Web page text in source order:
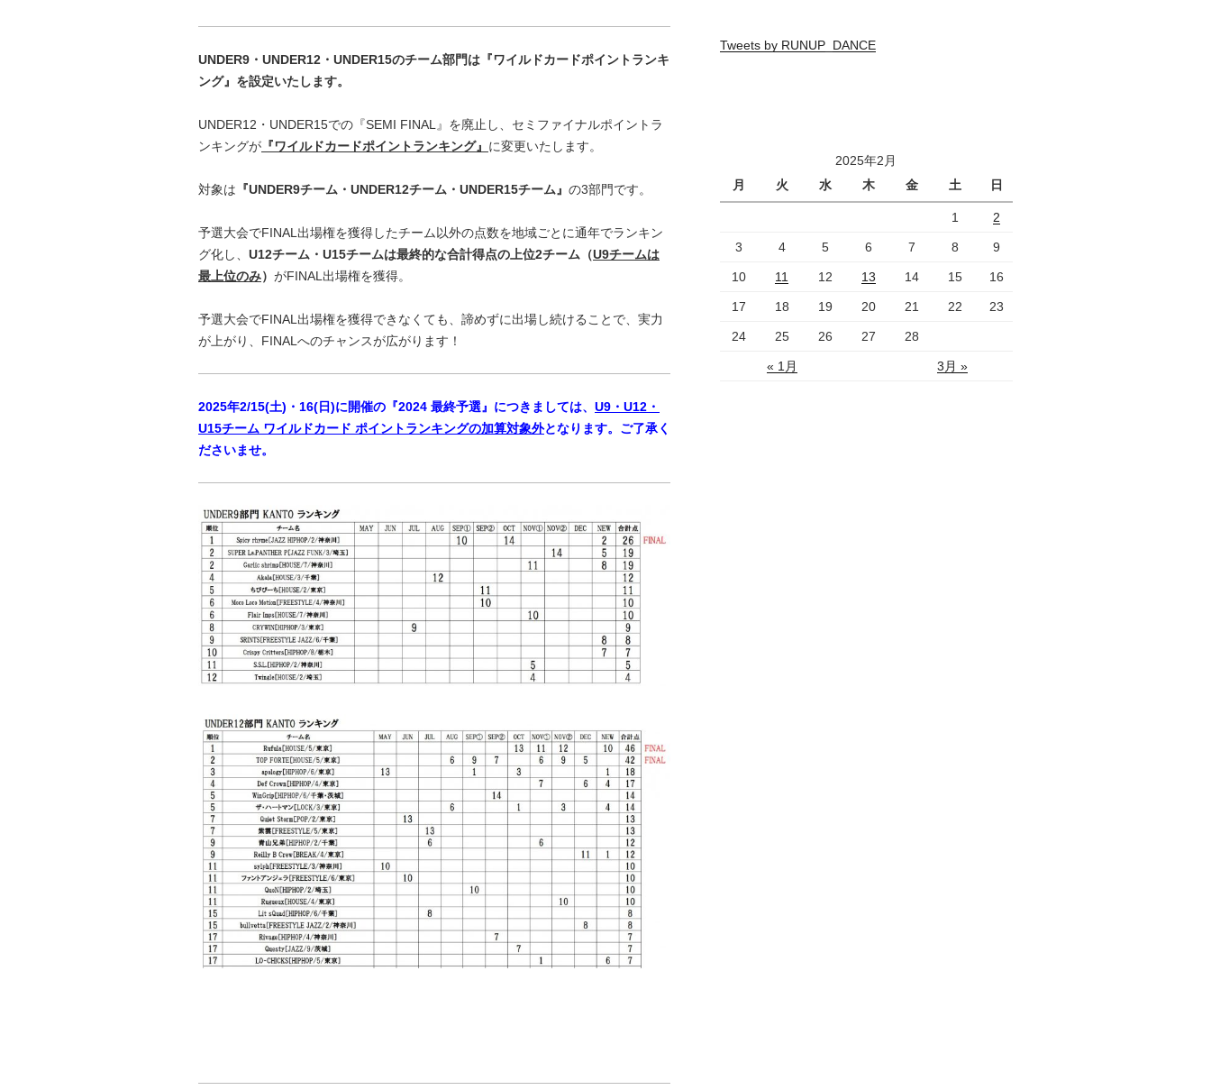
UNDER9・UNDER12・UNDER15のチーム部門は『ワイルドカードポイントランキ
ング』を設定いたします。
UNDER12・UNDER15での『SEMI FINAL』を廃止し、セミファイナルポイントラ
ンキングが 『ワイルドカードポイントランキング』 に変更いたします。
対象は 『UNDER9チーム・UNDER12チーム・UNDER15チーム』 の3部門です。
予選大会でFINAL出場権を獲得したチーム以外の点数を地域ごとに通年でランキン
グ化し、 U12チーム・U15チームは最終的な合計得点の上位2チーム（U9チームは
最上位のみ） がFINAL出場権を獲得。
予選大会でFINAL出場権を獲得できなくても、諦めずに出場し続けることで、実力
が上がり、FINALへのチャンスが広がります！
2025年2/15(土)・16(日)に開催の『2024 最終予選』につきましては、 U9・U12・
U15チーム ワイルドカード ポイントランキングの加算対象外となります。ご了承く
ださいませ。
Tweets by RUNUP_DANCE
2025年2月
月
火 水 木 金 土 日
« 1月 3月 »
1 2
3 4 5 6 7 8 9
10 11 12 13 14 15 16
17 18 19 20 21 22 23
24 25 26 27 28